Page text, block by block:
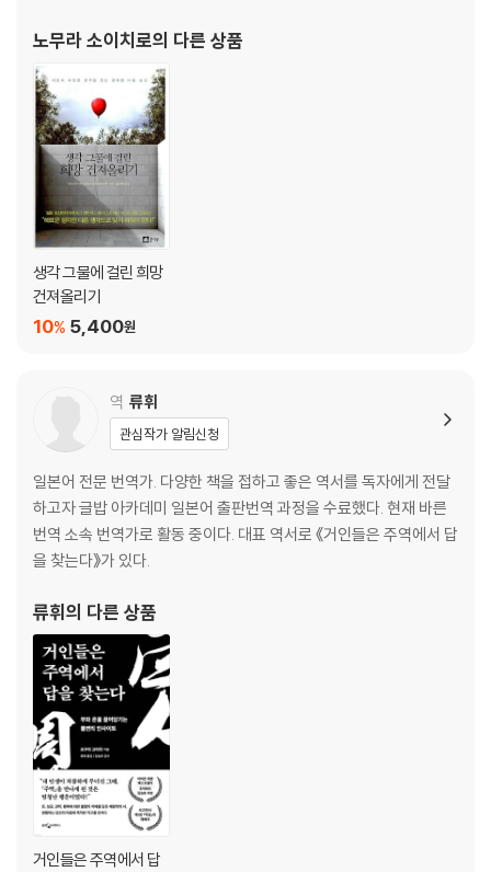
딱히 이룬 게 없다는 생각이 든다면: 다시마 사고
남과 비교하다 비참한 마음이 든다면: 동상 사고
분노를 쏟아내는 내 모습이 후회된다면: 스푼 사고
시간을 낭비한 것 같아 초조하다면: 해먹 사고
말주변이 없어서 위축된다면: 트럭 사고
나이만 먹고 뒤처졌다고 느낀다면: 지구 사고
배움이 짧다는 생각에 부끄럽다면: 0점 사고
강한 척하는 스스로가 한심하다면: 양초 사고
자신감 없는 자신이 싫다면: 양털 사고
4장 일이 잘 풀리지 않을 때 유용한 처방전
약해서 무시당한다고 느낀다면: 물 사고
인정받지 못한다는 생각이 든다면: 태양 사고
미워하는 마음이 사라지지 않는다면: 미트 사고
불운한 인생에 절망감을 느낀다면: 백설기 사고
화려한 과거에서 벗어나기 힘들다면: 대나무 사고
삶의 의미도 보람도 못 찾겠다면: 바람개비 사고
지금 있는 곳이 마음에 들지 않는다면: 툇마루 사고
무엇을 해도 공허하다면: 흑백 영화 사고
WORK4 부정적인 생각에서 해방되는 물 미션
WORK5 소소한 행복을 실감할 수 있는 백설기 미션
불안을 잠재우는 문구 23
나가며
참고문헌
노무라 소이치로의 다른 상품
생각 그물에 걸린 희망
건져올리기
5,400원
10%
역 류휘
관심작가 알림신청
일본어 전문 번역가. 다양한 책을 접하고 좋은 역서를 독자에게 전달
하고자 글밥 아카데미 일본어 출판번역 과정을 수료했다. 현재 바른
번역 소속 번역가로 활동 중이다. 대표 역서로 《거인들은 주역에서 답
을 찾는다》가 있다.
류휘의 다른 상품
거인들은 주역에서 답